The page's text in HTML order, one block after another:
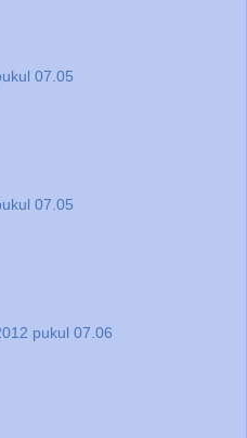
07.05
07.05
pukul 07.06